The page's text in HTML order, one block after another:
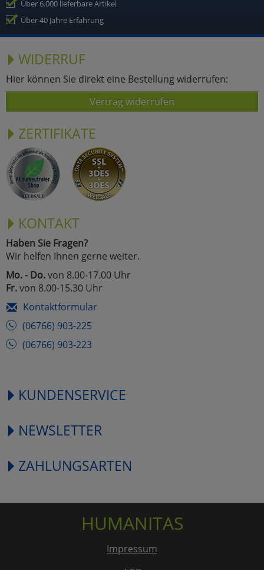
Über 6.000 lieferbare Artikel
Über 40 Jahre Erfahrung
WIDERRUF
Hier können Sie direkt eine Bestellung widerrufen:
Vertrag widerrufen
ZERTIFIKATE
KONTAKT
Haben Sie Fragen?
Wir helfen Ihnen gerne weiter.
Mo. - Do.von 8.00-17.00 Uhr
Fr.von 8.00-15.30 Uhr
Kontaktformular
(06766) 903-225
(06766) 903-223
KUNDENSERVICE
NEWSLETTER
ZAHLUNGSARTEN
HUMANITAS
Impressum